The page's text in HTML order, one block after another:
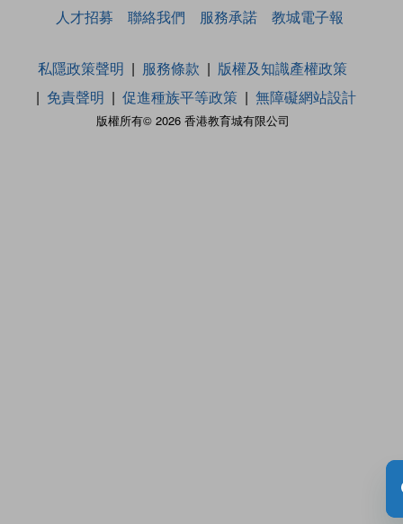
人才招募
聯絡我們 服務承諾 教城電子報
版權所有© 2026 香港教育城有限公司
私隱政策聲明 服務條款
版權及知識產權政策
免責聲明
促進種族平等政策 無障礙網站設計